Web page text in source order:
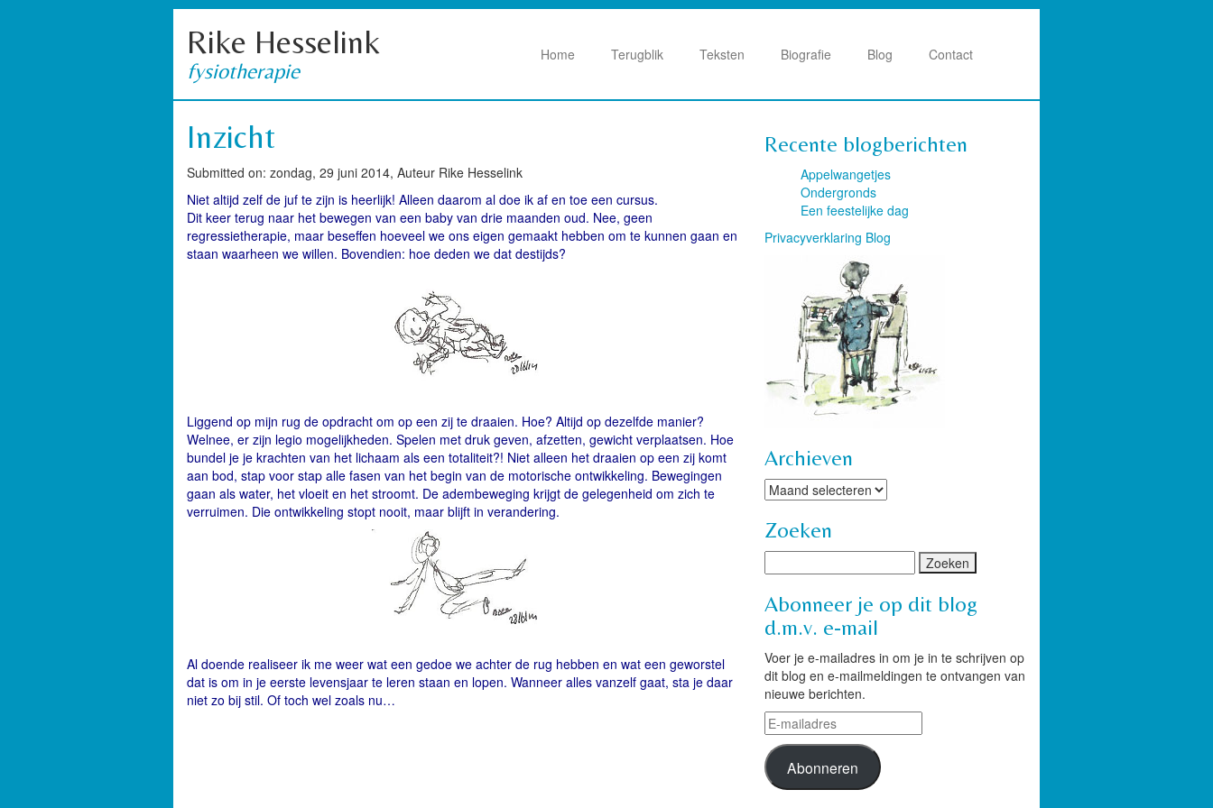
Rike Hesselink
fysiotherapie
Home Terugblik Teksten Biografie Blog Contact
Inzicht
Submitted on: zondag, 29 juni 2014, Auteur Rike Hesselink
Niet altijd zelf de juf te zijn is heerlijk! Alleen daarom al doe ik af en toe een cursus.
Dit keer terug naar het bewegen van een baby van drie maanden oud. Nee, geen
regressietherapie, maar beseffen hoeveel we ons eigen gemaakt hebben om te kunnen gaan en
staan waarheen we willen. Bovendien: hoe deden we dat destijds?
Liggend op mijn rug de opdracht om op een zij te draaien. Hoe? Altijd op dezelfde manier?
Welnee, er zijn legio mogelijkheden. Spelen met druk geven, afzetten, gewicht verplaatsen. Hoe
bundel je je krachten van het lichaam als een totaliteit?! Niet alleen het draaien op een zij komt
aan bod, stap voor stap alle fasen van het begin van de motorische ontwikkeling. Bewegingen
gaan als water, het vloeit en het stroomt. De adembeweging krijgt de gelegenheid om zich te
verruimen. Die ontwikkeling stopt nooit, maar blijft in verandering.
Al doende realiseer ik me weer wat een gedoe we achter de rug hebben en wat een geworstel
dat is om in je eerste levensjaar te leren staan en lopen. Wanneer alles vanzelf gaat, sta je daar
niet zo bij stil. Of toch wel zoals nu…
Recente blogberichten
Appelwangetjes
Ondergronds
Een feestelijke dag
Privacyverklaring Blog
Archieven
Archieven
Zoeken
Abonneer je op dit blog
d.m.v. e-mail
Voer je e-mailadres in om je in te schrijven op
dit blog en e-mailmeldingen te ontvangen van
nieuwe berichten.
E-
mailadres
Abonneren